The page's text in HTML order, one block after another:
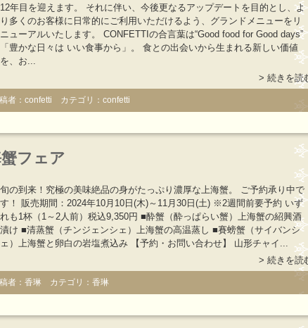
12年目を迎えます。 それに伴い、今後更なるアップデートを目的とし、よ
り多くのお客様に日常的にご利用いただけるよう、グランドメニューをリ
ニューアルいたします。 CONFETTIの合言葉は“Good food for Good days”
「豊かな日々は いい食事から」。 食との出会いから生まれる新しい価値
を、お...
> 続きを読
者：confetti カテゴリ：confetti
蟹フェア
旬の到来！究極の美味絶品の身がたっぷり濃厚な上海蟹。 ご予約承り中で
す！ 販売期間：2024年10月10日(木)～11月30日(土) ※2週間前要予約 いず
れも1杯（1～2人前）税込9,350円 ■酔蟹（酔っぱらい蟹）上海蟹の紹興酒
漬け ■清蒸蟹（チンジェンシェ）上海蟹の高温蒸し ■賽螃蟹（サイバンシ
ェ）上海蟹と卵白の岩塩煮込み 【予約・お問い合わせ】 山形チャイ...
> 続きを読
者：香琳 カテゴリ：香琳